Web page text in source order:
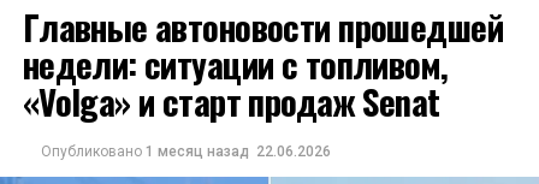
Главные автоновости прошедшей
недели: ситуации с топливом,
«Volga» и старт продаж Senat
Опубликовано 1 месяц назад 22.06.2026